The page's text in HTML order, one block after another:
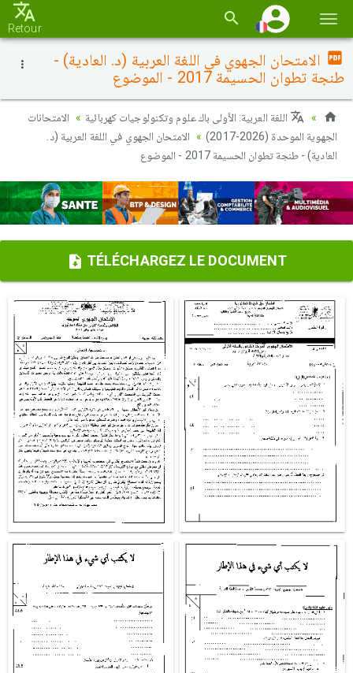
la
Retour
الامتحان الجهوي في اللغة العربية (د. العادية) -
طنجة تطوان الحسيمة 2017 - الموضوع
اللغة العربية: الأولى باك علوم وتكنولوجيات كهربائية
الامتحانات
الجهوية الموحدة (2026-2017)
الامتحان الجهوي في اللغة العربية (د.
العادية) - طنجة تطوان الحسيمة 2017 - الموضوع
TÉLÉCHARGEZ LE DOCUMENT